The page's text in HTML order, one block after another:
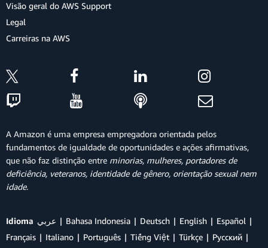
Visão geral do AWS Support
Legal
Carreiras na AWS
A Amazon é uma empresa empregadora orientada pelos
fundamentos de igualdade de oportunidades e ações afirmativas,
que não faz distinção entre minorias, mulheres, portadores de
deficiência, veteranos, identidade de gênero, orientação sexual nem
idade.
Idioma عربي Bahasa Indonesia Deutsch English
Español
Français
Italiano Português Tiếng Việt Türkçe
Ρусский